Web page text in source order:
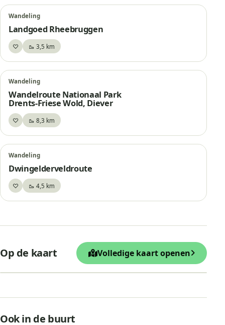
Wandeling
Landgoed Rheebruggen
♡Bewaar🥾 3,5 km
Wandeling
Wandelroute Nationaal Park
Drents-Friese Wold, Diever
♡Bewaar🥾 8,3 km
Wandeling
Dwingelderveldroute
♡Bewaar🥾 4,5 km
Op de kaart Volledige kaart openen
Hunebed D53, Havelte
−
Ook in de buurt